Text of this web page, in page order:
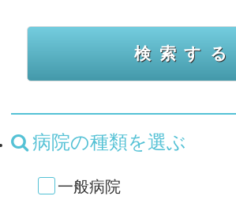
病院の種類を選ぶ
一般病院